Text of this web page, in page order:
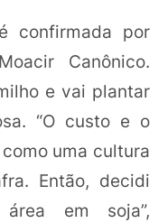
confirmada por
Canônico.
e vai plantar
“O custo e o
uma cultura
Então, decidi
em soja”,